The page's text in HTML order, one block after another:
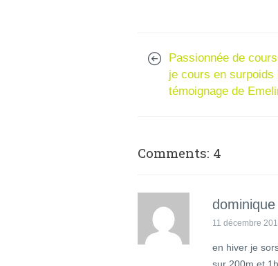
Passionnée de
je cours en surpoids
témoignage de
Comments: 4
dominique
11 décembre
en hiver je
sur 200m et